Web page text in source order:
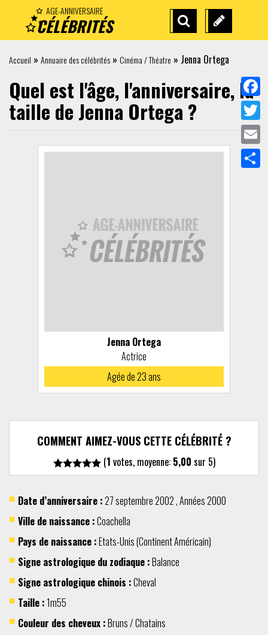
AGE-ANNIVERSAIRE
CÉLÉBRITÉS
RECHERCHE SUGGÉREZ
Accueil » Annuaire des célébrités » Cinéma / Théatre » Jenna Ortega
Quel est l'âge, l'anniversaire, la
taille de Jenna Ortega?
Jenna Ortega
Actrice
Agée de 23 ans
COMMENT AIMEZ-VOUS CETTE CÉLÉBRITÉ ?
(1 votes, moyenne: 5,00 sur 5)
Date d’anniversaire :27 septembre2002,Années 2000
Ville de naissance :Coachella
Pays de naissance :Etats-Unis(ContinentAméricain)
Signe astrologique du zodiaque :Balance
Signe astrologique chinois :Cheval
Taille :1m55
Couleur des cheveux :Bruns / Chatains